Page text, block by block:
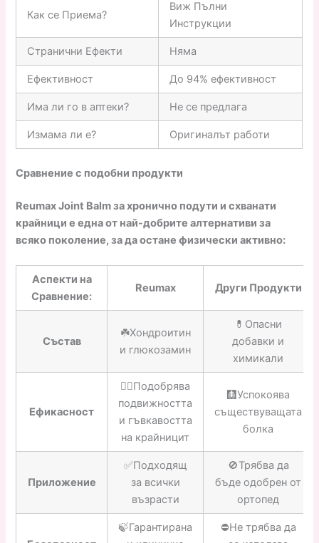
Как се Приема?
Виж Пълни
Инструкции
Странични Ефекти Няма
Ефективност До 94% ефективност
Има ли го в аптеки? Не се предлага
Измама ли е? Оригиналът работи
Сравнение с подобни продукти
Reumax Joint Balm за хронично подути и схванати
крайници е една от най-добрите алтернативи за
всяко поколение, за да остане физически активно:
Аспекти на
Сравнение:
Reumax Други Продукти
Състав
☘️Хондроитин
и глюкозамин
💊Опасни
добавки и
химикали
Ефикасност
👍🏼Подобрява
подвижността
и гъвкавостта
на крайницит
🩻Успокоява
съществуващата
болка
Приложение
✅Подходящ
за всички
възрасти
🚫Трябва да
бъде одобрен от
ортопед
🍃Гарантирана
⛔️Не трябва да